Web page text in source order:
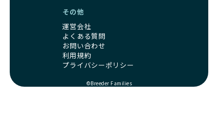
は？」「食事はどうしたらいい？」など、疑問や悩みがあれ
ば、専門的な視点から解決のヒントをもらえるのも安心でき
るポイントです。
BreederFamiliesでは、すべてのブリーダーが厳しい基準を
クリアした方々だけです。運営チームがブリーダーに直接ヒ
アリングを行い、現地確認を経て透明性の高い情報を公開し
ています。
これにより、ユーザーは見た目だけでなく、育成環境や健康
社会化とは、ワンちゃんが人間や他の犬、日常の環境にスム
ーズに適応できるようにするプロセスです。ワンちゃんの社
会化は、生後3週間から12週間頃の「社会化期」と呼ばれる
時期が特に重要です。この期間は、ブリーダーが飼育してい
る時期と重なるため、ワンちゃんが人や他の犬、家庭環境に
対して適応力を高めるための基礎を築く貴重な機会となりま
す。
優良ブリーダーは、母犬との愛情ある触れ合いや、兄弟犬や
その他
運営会社
よくある質問
お問い合わせ
利用規約
プライバシーポリシー
©Breeder Families